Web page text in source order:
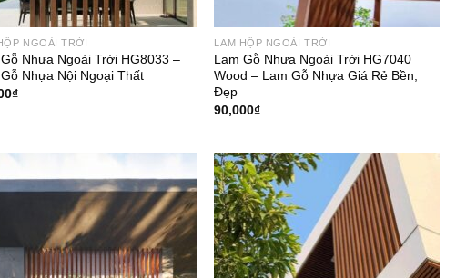
NGOÀI TRỜI
Nhựa Ngoài Trời HG8033 –
Nhựa Nội Ngoại Thất
₫
LAM HỘP NGOÀI TRỜI
Lam Gỗ Nhựa Ngoài Trời HG7040
Wood – Lam Gỗ Nhựa Giá Rẻ Bền,
Đẹp
90,000₫